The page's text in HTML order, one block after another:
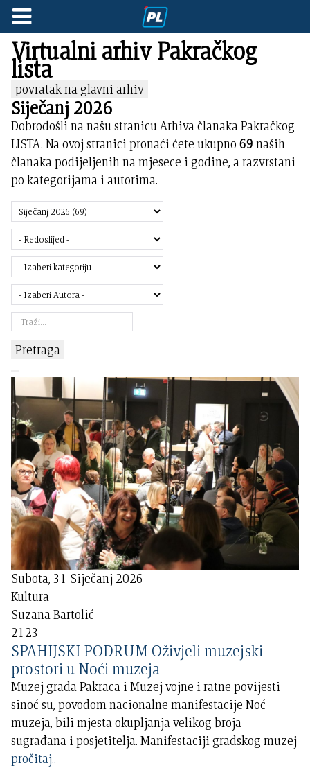
Virtualni arhiv Pakračkog
lista
povratak na glavni arhiv
Siječanj 2026
Dobrodošli na našu stranicu Arhiva članaka Pakračkog
LISTA. Na ovoj stranici pronaći ćete ukupno69 naših
članaka podijeljenih na mjesece i godine, a razvrstani
po kategorijama i autorima.
Pretraga
Subota, 31 Siječanj 2026
Kultura
Suzana Bartolić
2123
SPAHIJSKI PODRUM Oživjeli muzejski
prostori u Noći muzeja
Muzej grada Pakraca i Muzej vojne i ratne povijesti
sinoć su, povodom nacionalne manifestacije Noć
muzeja, bili mjesta okupljanja velikog broja
sugrađana i posjetitelja. Manifestaciji gradskog muzej
pročitaj..